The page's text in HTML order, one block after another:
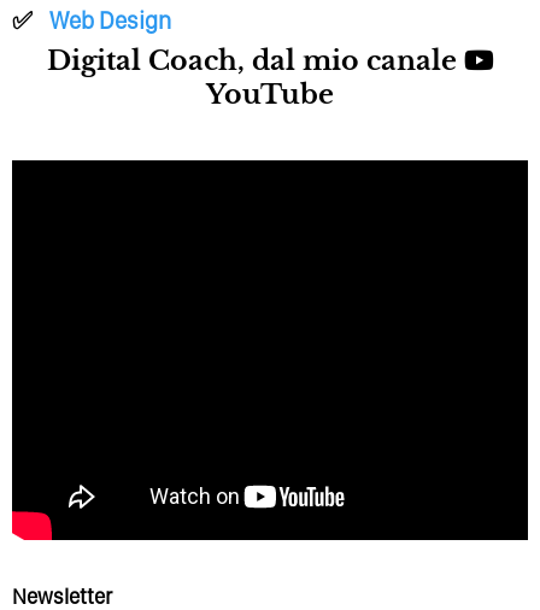
Web Design
Digital Coach, dal mio canale
YouTube
Newsletter